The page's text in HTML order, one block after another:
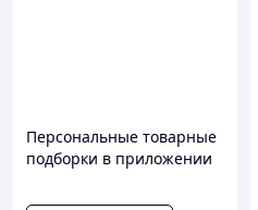
Персональные товарные
подборки в приложении